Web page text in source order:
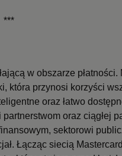
***
w obszarze
która przynosi korzyści
oraz łatwo
oraz ciągłej
sektorowi
Łącząc siecią